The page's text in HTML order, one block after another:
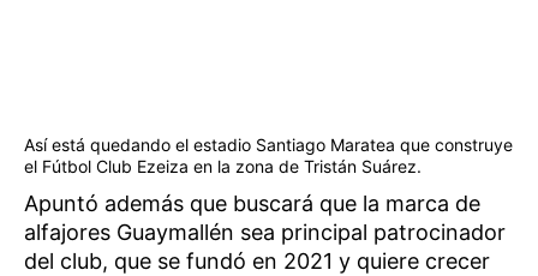
Así está quedando el estadio Santiago Maratea que construye
el Fútbol Club Ezeiza en la zona de Tristán Suárez.
Apuntó además que buscará que la marca de
alfajores Guaymallén sea principal patrocinador
del club, que se fundó en 2021 y quiere crecer